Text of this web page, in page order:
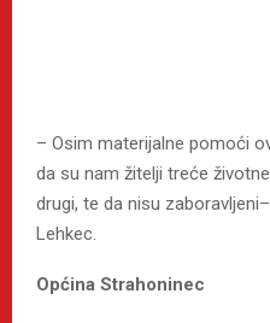
– Osim materijalne pomoći
da su nam žitelji treće
drugi, te da nisu
Lehkec.
Općina Strahoninec